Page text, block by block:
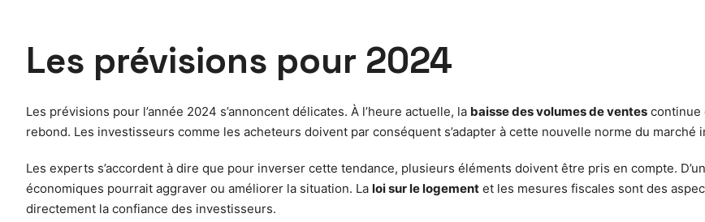
Les prévisions pour 2024
Les prévisions pour l’année 2024 s’annoncent délicates. À l’heure actuelle, la baisse des volumes de ventes continue
rebond. Les investisseurs comme les acheteurs doivent par conséquent s’adapter à cette nouvelle norme du marché
Les experts s’accordent à dire que pour inverser cette tendance, plusieurs éléments doivent être pris en compte.
économiques pourrait aggraver ou améliorer la situation. La loi sur le logement et les mesures fiscales sont des
directement la confiance des investisseurs.